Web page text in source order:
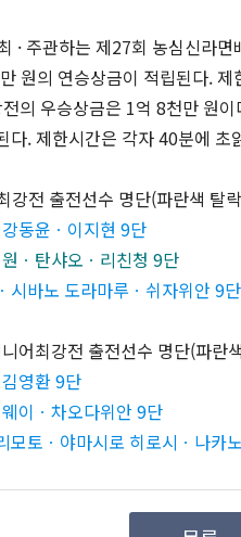
· 주관하는 제27회 농심신라
원의 연승상금이 적립된다.
의 우승상금은 1억 8천만 원
다. 제한시간은 각자 40분에
전 출전선수 명단(파란색 탈
동윤ㆍ이지현 9단
ㆍ탄샤오ㆍ리친청 9단
시바노 도라마루ㆍ쉬자위안 9
어최강전 출전선수 명단(파란
영환 9단
이ㆍ차오다위안 9단
모토ㆍ야마시로 히로시ㆍ나카